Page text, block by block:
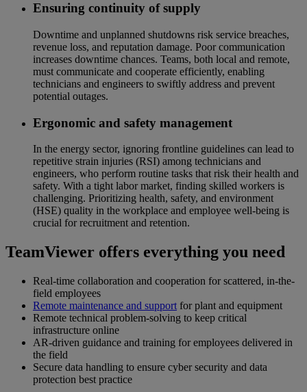
Ensuring continuity of supply
Downtime and unplanned shutdowns risk service breaches,
revenue loss, and reputation damage. Poor communication
increases downtime chances. Teams, both local and remote,
must communicate and cooperate efficiently, enabling
technicians and engineers to swiftly address and prevent
potential outages.
Ergonomic and safety management
In the energy sector, ignoring frontline guidelines can lead to
repetitive strain injuries (RSI) among technicians and
engineers, who perform routine tasks that risk their health and
safety. With a tight labor market, finding skilled workers is
challenging. Prioritizing health, safety, and environment
(HSE) quality in the workplace and employee well-being is
crucial for recruitment and retention.
TeamViewer offers everything you need
Real-time collaboration and cooperation for scattered, in-the-
field employees
Remote maintenance and support for plant and equipment
Remote technical problem-solving to keep critical
infrastructure online
AR-driven guidance and training for employees delivered in
the field
Secure data handling to ensure cyber security and data
protection best practice